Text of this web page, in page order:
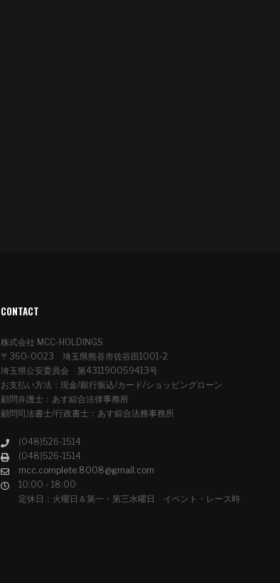
CONTACT
株式会社 MCC-HOLDINGS
〒360-0023 埼玉県熊谷市佐谷田1001-2
埼玉県公安委員会 第431190059413号
お支払い方法：現金/銀行振込/カード/ショッピングローン
顧問弁護士：あす綜合法律事務所
顧問司法書士/行政書士：あす綜合法務事務所
(048)526-1514
(048)526-1514
mcc.complete.8008@gmail.com
10:00 - 18:00
定休日：火曜日＆第一・第三水曜日 イベント・レース時